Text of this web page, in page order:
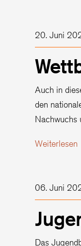
20. Juni
Auch in
den
Nachwuchs
Weiterlesen
06. Juni
Das